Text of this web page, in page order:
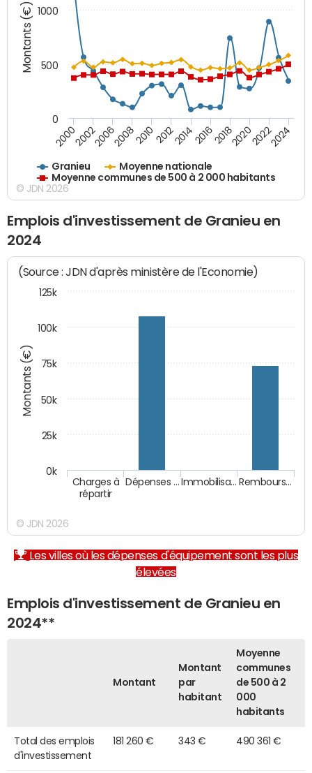
Montants (€)
Granieu
Moyenne nationale
Moyenne communes de 500 à 2 000 habitants
200020022006200820102012201420162018202020222024
0
500
1000
© JDN 2026
Emplois d'investissement de Granieu en
2024
Montants (€)
(Source : JDN d'après ministère de l'Economie)
Charges à
répartir
Dépenses … Immobilisa… Rembours…
0k
25k
50k
75k
100k
125k
© JDN 2026
Les villes où les dépenses d'équipement sont les plus
élevées
Emplois d'investissement de Granieu en
2024**
Montant
Montant
par
habitant
Moyenne
communes
de 500 à 2
000
habitants
Total des emplois
d'investissement
181 260 € 343 € 490 361 €